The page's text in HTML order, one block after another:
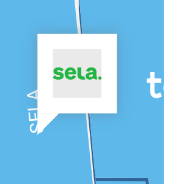
SELA